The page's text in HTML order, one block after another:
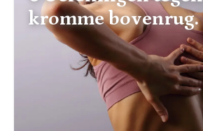
kromme bovenrug.